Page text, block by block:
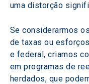
uma distorção
Se considerarmos
de taxas ou
e federal, criamos
em programas de
herdados, que